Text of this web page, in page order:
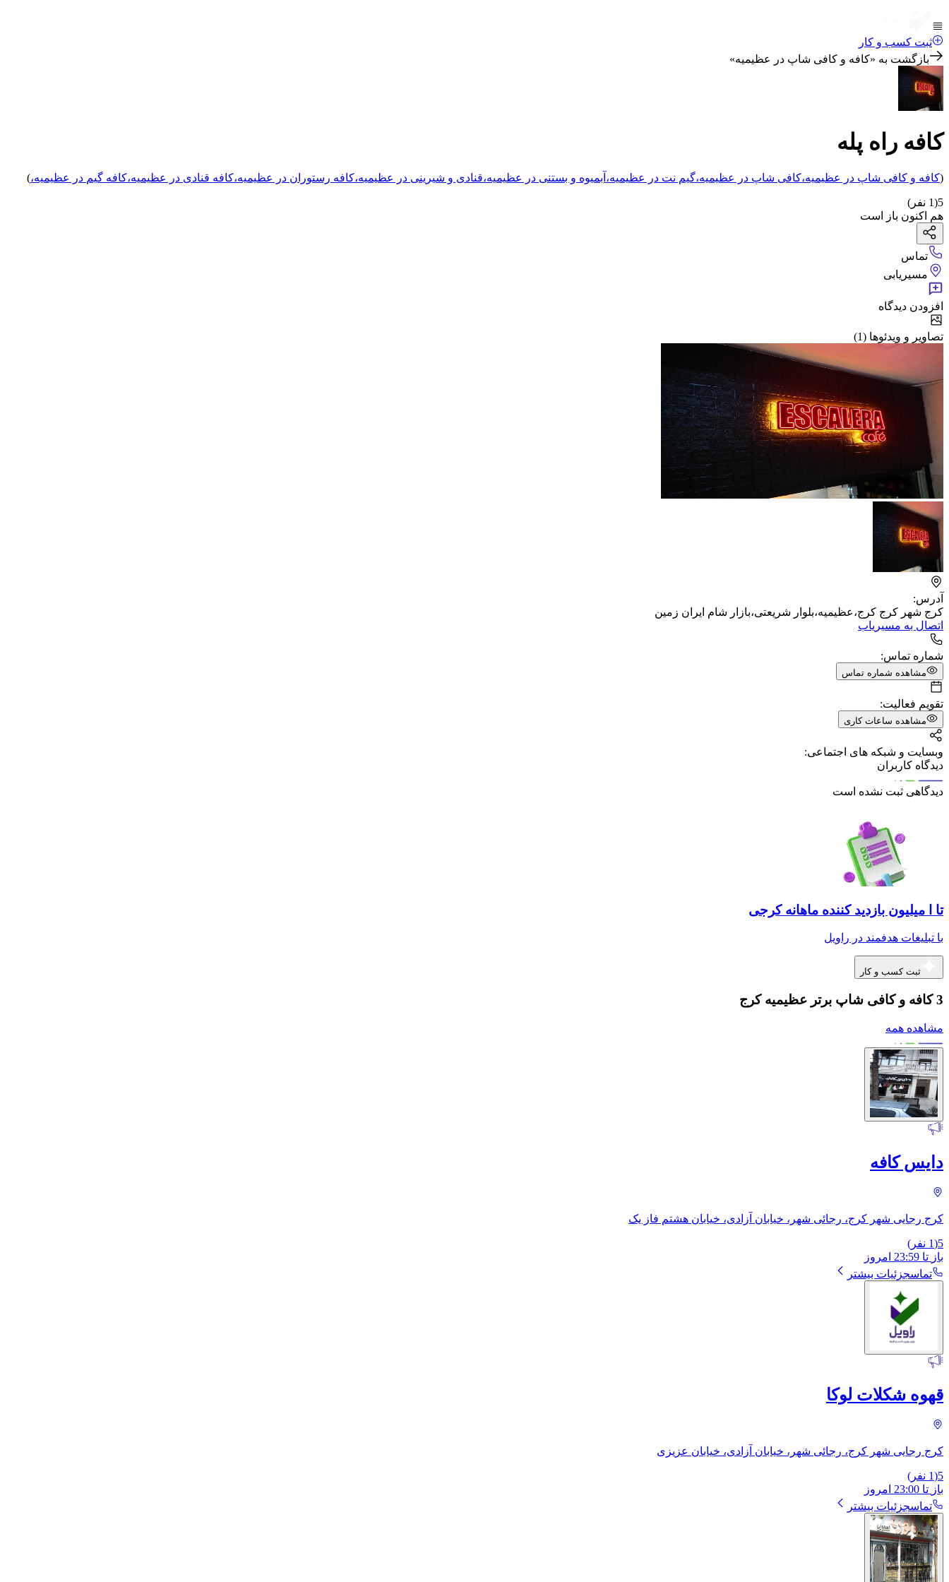
ثبت کسب و کار
بازگشت به «کافه و کافی شاپ در عظیمیه»
کافه راه پله
(کافه و کافی شاپ در عظیمیه،کافی شاپ در عظیمیه،گیم نت در عظیمیه، آبمیوه و بستنی در عظیمیه،قنادی و شیرینی در عظیمیه،کافه رستوران در عظیمیه،کافه قنادی در عظیمیه،کافه گیم در عظیمیه،)
5
(
1 نفر)
هم اکنون باز است
تماس
مسیریابی
افزودن دیدگاه
تصاویر و ویدئوها (1)
آدرس:
کرج شهر کرج کرج،عظیمیه،بلوار شریعتی،بازار شام ایران زمین
اتصال به مسیریاب
شماره تماس:
مشاهده شماره تماس
تقویم فعالیت:
مشاهده ساعات کاری
وبسایت و شبکه های اجتماعی:
دیدگاه کاربران
دیدگاهی ثبت نشده است
تا ا میلیون بازدید کننده ماهانه کرجی
با تبلیغات هدفمند در راویل
ثبت کسب و کار
3 کافه و کافی شاپ برتر عظیمیه کرج
مشاهده همه
دایس کافه
کرج رجایی شهر کرج، رجائی شهر، خیابان آزادی، خیابان هشتم فاز یک
5
(
1 نفر)
باز تا 23:59 امروز
تماسجزئیات بیشتر
قهوه شکلات لوکا
کرج رجایی شهر کرج، رجائی شهر، خیابان آزادی، خیابان عزیزی
5
(
1 نفر)
باز تا 23:00 امروز
تماسجزئیات بیشتر